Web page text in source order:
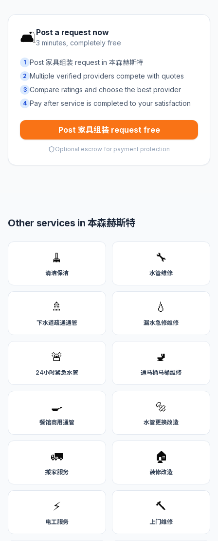
🛋️ Post a request now
3 minutes, completely free
1 Post 家具组装 request in 本森赫斯特
2 Multiple verified providers compete with quotes
3 Compare ratings and choose the best provider
4 Pay after service is completed to your satisfaction
Post 家具组装 request free
Optional escrow for payment protection
Other services in 本森赫斯特
🧹
清洁保洁
🔧
水管维修
🚿
下水道疏通通管
💧
漏水急修维修
🚨
24小时紧急水管
🚽
通马桶马桶维修
🍳
餐馆商用通管
🔩
水管更换改造
🚛
搬家服务
🏠
装修改造
⚡
电工服务
🔨
上门维修